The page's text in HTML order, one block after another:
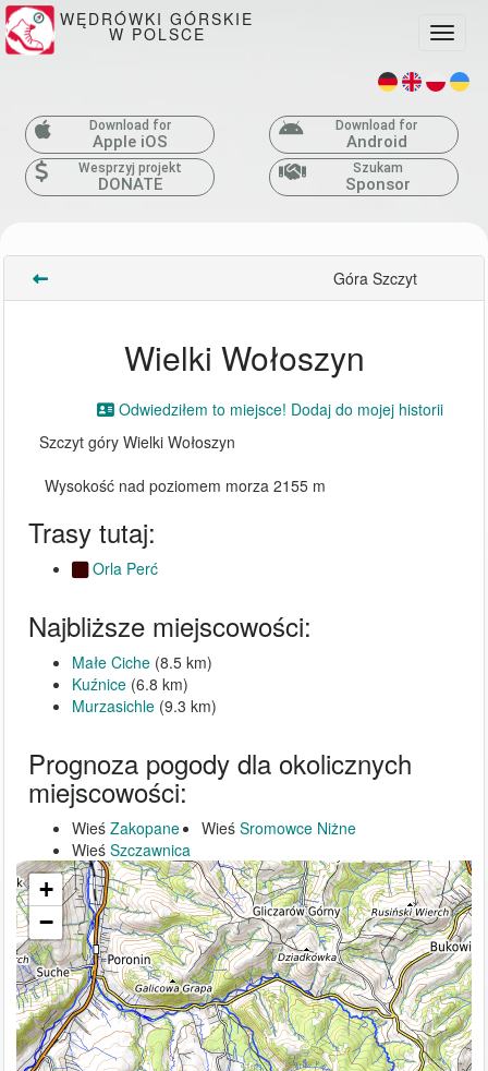
WĘDRÓWKI GÓRSKIE
W POLSCE
Download for
Apple iOS
Download for
Android
Wesprzyj projekt
DONATE
Szukam
Sponsor
Góra Szczyt
Wielki Wołoszyn
Odwiedziłem to miejsce! Dodaj do mojej historii
Szczyt góry Wielki Wołoszyn
Wysokość nad poziomem morza 2155 m
Trasy tutaj:
Orla Perć
Najbliższe miejscowości:
Małe Ciche (8.5 km)
Kuźnice (6.8 km)
Murzasichle (9.3 km)
Prognoza pogody dla okolicznych
miejscowości:
Wieś Zakopane Wieś Sromowce Niżne
Wieś Szczawnica
+
−